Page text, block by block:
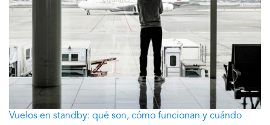
Vuelos en standby: qué son, cómo funcionan y cuándo